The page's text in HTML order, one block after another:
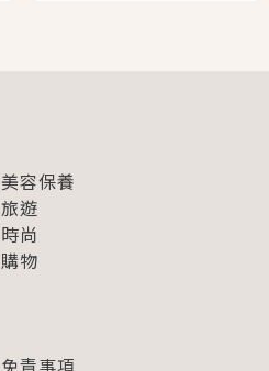
美容保養
旅遊
時尚
購物
免責事項